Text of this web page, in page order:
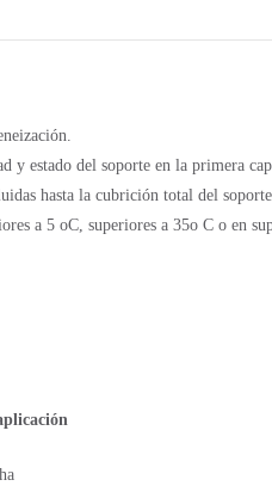
y estado del soporte en la primera
hasta la cubrición total del
a 5 oC, superiores a 35o C o en